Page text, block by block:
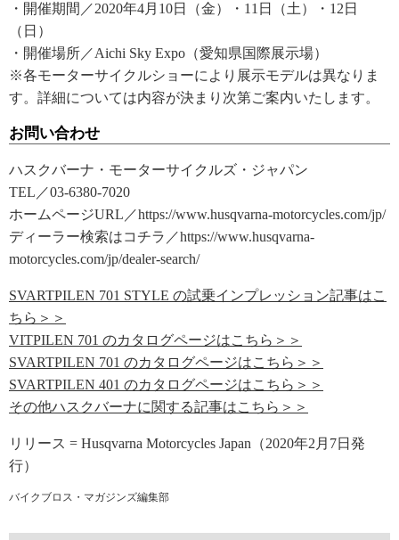
・開催期間／2020年4月10日（金）・11日（土）・12日
（日）
・開催場所／Aichi Sky Expo（愛知県国際展示場）
※各モーターサイクルショーにより展示モデルは異なりま
す。詳細については内容が決まり次第ご案内いたします。
お問い合わせ
ハスクバーナ・モーターサイクルズ・ジャパン
TEL／03-6380-7020
ホームページURL／https://www.husqvarna-motorcycles.com/jp/
ディーラー検索はコチラ／https://www.husqvarna-
motorcycles.com/jp/dealer-search/
SVARTPILEN 701 STYLE の試乗インプレッション記事はこ
ちら＞＞
VITPILEN 701 のカタログページはこちら＞＞
SVARTPILEN 701 のカタログページはこちら＞＞
SVARTPILEN 401 のカタログページはこちら＞＞
その他ハスクバーナに関する記事はこちら＞＞
リリース = Husqvarna Motorcycles Japan（2020年2月7日発
行）
バイクブロス・マガジンズ編集部